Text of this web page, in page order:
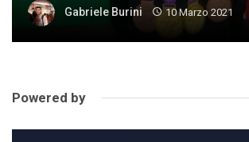
Gabriele Burini 10 Marzo 2021
Powered by